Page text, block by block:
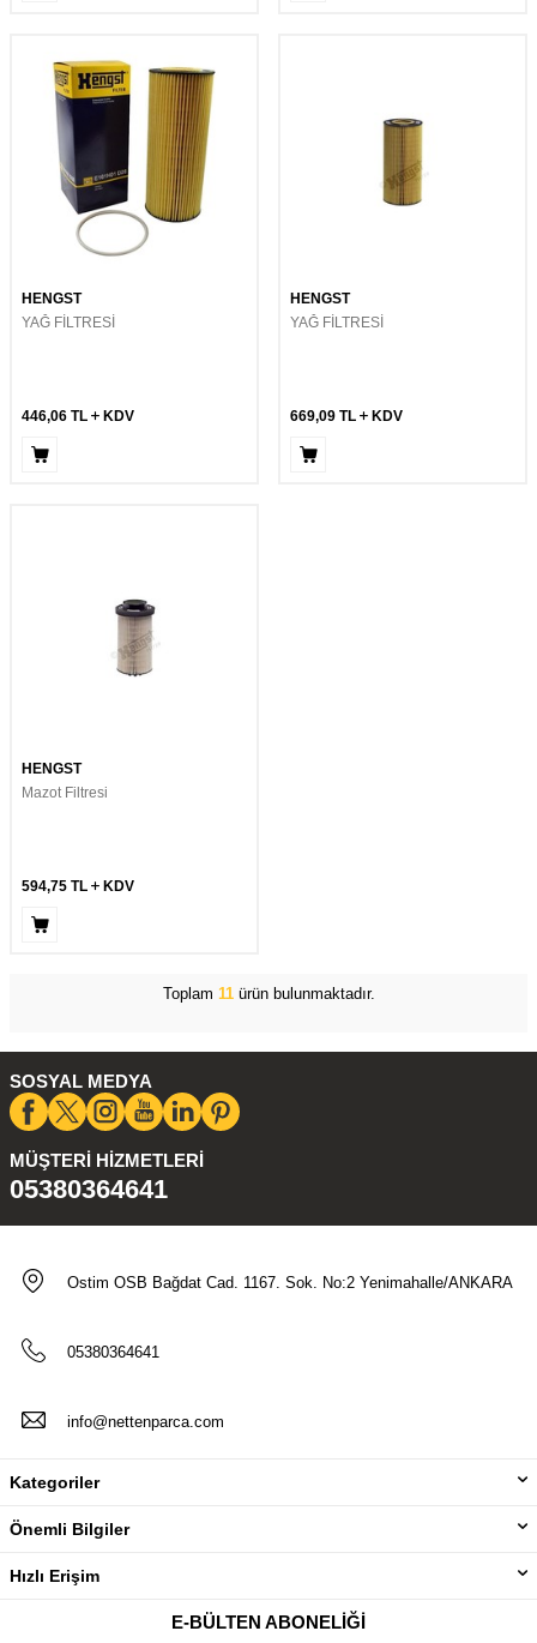
HENGST
YAĞ FİLTRESİ
446,06 TL KDV
HENGST
YAĞ FİLTRESİ
669,09 TL KDV
HENGST
Mazot Filtresi
594,75 TL KDV
Toplam 11ürün bulunmaktadır.
SOSYAL MEDYA
MÜŞTERI HIZMETLERI
05380364641
Ostim OSB Bağdat Cad. 1167. Sok. No:2 Yenimahalle/ANKARA
05380364641
info@nettenparca.com
Kategoriler
Önemli Bilgiler
Hızlı Erişim
E-BÜLTEN ABONELIĞI